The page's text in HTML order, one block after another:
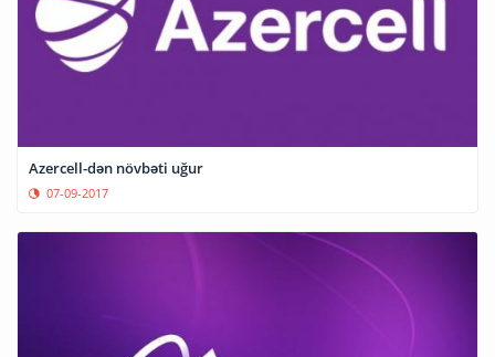
Azercell-dən növbəti uğur
07-09-2017